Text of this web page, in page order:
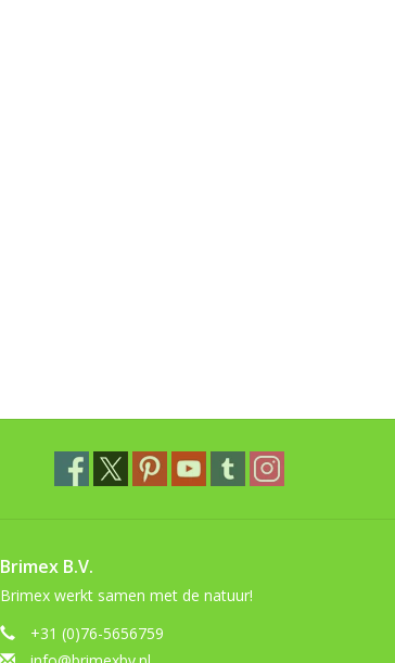
Brimex B.V.
Brimex werkt samen met de natuur!
+31 (0)76-5656759